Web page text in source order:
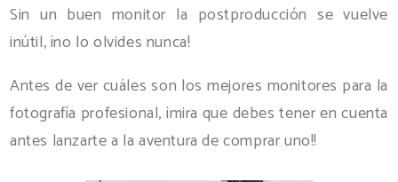
Sin un buen monitor la postproducción se vuelve
inútil, ¡no lo olvides nunca!
Antes de ver cuáles son los mejores monitores para la
fotografía profesional, ¡mira que debes tener en cuenta
antes lanzarte a la aventura de comprar uno!!